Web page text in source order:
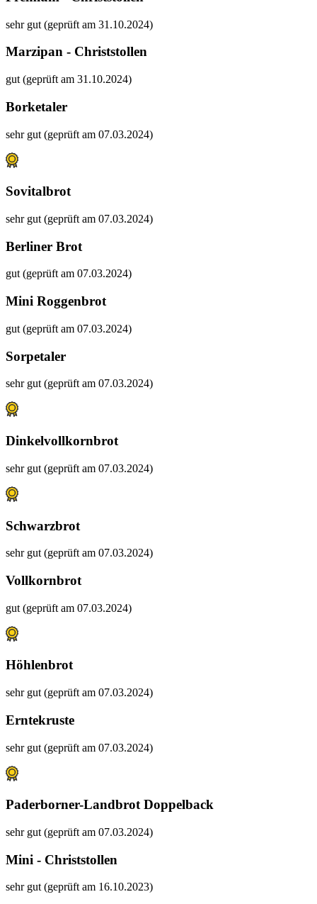
sehr gut (geprüft am 31.10.2024)
Marzipan - Christstollen
gut (geprüft am 31.10.2024)
Borketaler
sehr gut (geprüft am 07.03.2024)
Sovitalbrot
sehr gut (geprüft am 07.03.2024)
Berliner Brot
gut (geprüft am 07.03.2024)
Mini Roggenbrot
gut (geprüft am 07.03.2024)
Sorpetaler
sehr gut (geprüft am 07.03.2024)
Dinkelvollkornbrot
sehr gut (geprüft am 07.03.2024)
Schwarzbrot
sehr gut (geprüft am 07.03.2024)
Vollkornbrot
gut (geprüft am 07.03.2024)
Höhlenbrot
sehr gut (geprüft am 07.03.2024)
Erntekruste
sehr gut (geprüft am 07.03.2024)
Paderborner-Landbrot Doppelback
sehr gut (geprüft am 07.03.2024)
Mini - Christstollen
sehr gut (geprüft am 16.10.2023)